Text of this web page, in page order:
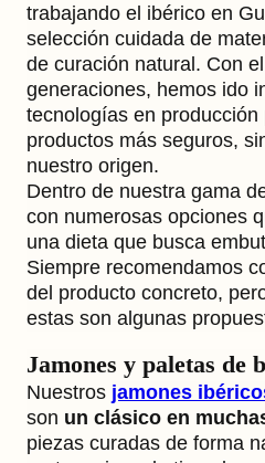
trabajando el ibérico en
selección cuidada de
de curación natural. Con
generaciones, hemos ido
tecnologías en producción
productos más seguros,
nuestro origen.
Dentro de nuestra gama
con numerosas opciones
una dieta que busca
Siempre recomendamos
del producto concreto,
estas son algunas
Jamones y paletas de
Nuestros jamones
son un clásico en
piezas curadas de forma